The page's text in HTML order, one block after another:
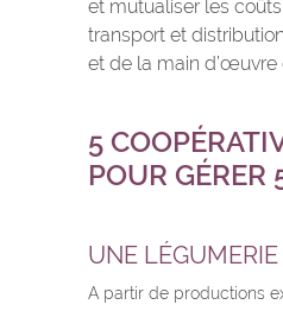
et mutualiser les
transport et
et de la main d’œuvre
5
POUR GÉRER
UNE LÉGUMERIE
A partir de productions